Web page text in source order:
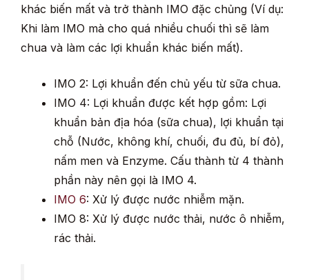
khác biến mất và trở thành IMO đặc chủng (Ví dụ:
Khi làm IMO mà cho quá nhiều chuối thì sẽ làm
chua và làm các lợi khuẩn khác biến mất).
IMO 2: Lợi khuẩn đến chủ yếu từ sữa chua.
IMO 4: Lợi khuẩn được kết hợp gồm: Lợi
khuẩn bản địa hóa (sữa chua), lợi khuẩn tại
chỗ (Nước, không khí, chuối, đu đủ, bí đỏ),
nấm men và Enzyme. Cấu thành từ 4 thành
phần này nên gọi là IMO 4.
IMO 6: Xử lý được nước nhiễm mặn.
IMO 8: Xử lý được nước thải, nước ô nhiễm,
rác thải.